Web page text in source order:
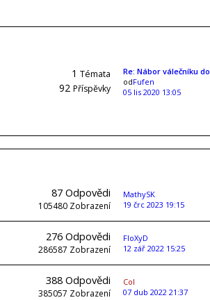
1 Témata
92 Příspěvky
Re: Nábor válečníku
odFufen
05 lis 2020 13:05
87 Odpovědi
105480 Zobrazení
MathySK
19 črc 2023 19:15
276 Odpovědi
286587 Zobrazení
FloXyD
12 zář 2022 15:25
388 Odpovědi
385057 Zobrazení
Col
07 dub 2022 21:37